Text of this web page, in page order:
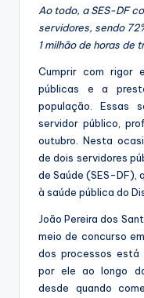
Ao todo, a SES-DF
servidores, sendo
1 milhão de horas de
Cumprir com rigor
públicas e a
população. Essas
servidor público,
outubro. Nesta
de dois servidores
de Saúde (SES-DF),
à saúde pública do
João Pereira dos
meio de concurso
dos processos está
por ele ao longo
desde quando